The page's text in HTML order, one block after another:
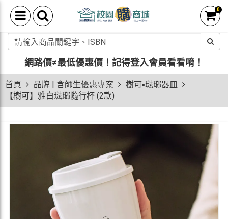
0
網路價≠最低優惠價！ 記得登入會員看看唷！
首頁 品牌 | 含師生優惠專案
樹可▪琺瑯器皿
【樹可】雅白琺瑯隨行杯 (2款)